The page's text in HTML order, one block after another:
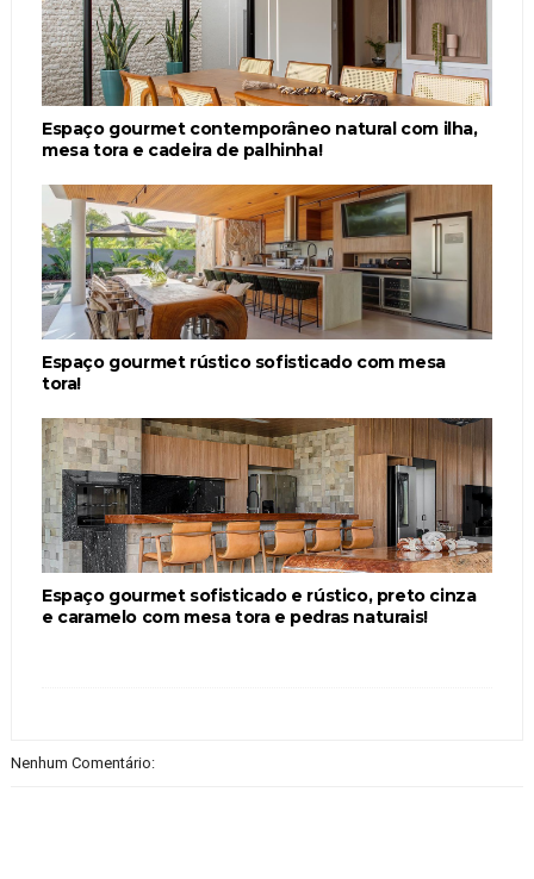
Espaço gourmet contemporâneo natural com ilha,
mesa tora e cadeira de palhinha!
Espaço gourmet rústico sofisticado com mesa
tora!
Espaço gourmet sofisticado e rústico, preto cinza
e caramelo com mesa tora e pedras naturais!
Nenhum Comentário: